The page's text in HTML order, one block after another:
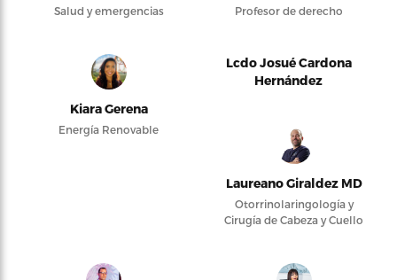
Salud y emergencias Profesor de derecho
Kiara Gerena
Energía Renovable
Lcdo Josué Cardona
Hernández
Laureano Giraldez MD
Otorrinolaringología y
Cirugía de Cabeza y Cuello